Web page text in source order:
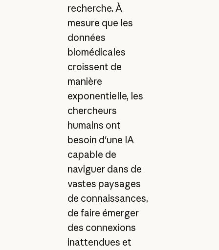
recherche. À
mesure que les
données
biomédicales
croissent de
manière
exponentielle, les
chercheurs
humains ont
besoin d'une IA
capable de
naviguer dans de
vastes paysages
de connaissances,
de faire émerger
des connexions
inattendues et